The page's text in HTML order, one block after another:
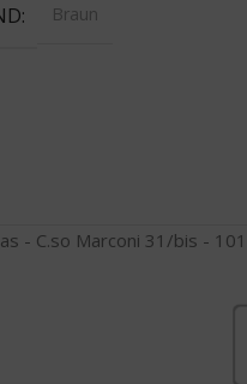
Braun
- C.so Marconi 31/bis -